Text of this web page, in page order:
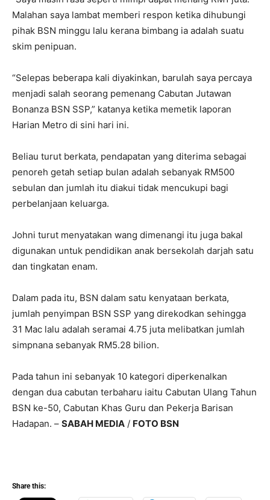
Malahan saya lambat memberi respon ketika dihubungi
pihak BSN minggu lalu kerana bimbang ia adalah suatu
skim penipuan.
“Selepas beberapa kali diyakinkan, barulah saya percaya
menjadi salah seorang pemenang Cabutan Jutawan
Bonanza BSN SSP,” katanya ketika memetik laporan
Harian Metro di sini hari ini.
Beliau turut berkata, pendapatan yang diterima sebagai
penoreh getah setiap bulan adalah sebanyak RM500
sebulan dan jumlah itu diakui tidak mencukupi bagi
perbelanjaan keluarga.
Johni turut menyatakan wang dimenangi itu juga bakal
digunakan untuk pendidikan anak bersekolah darjah satu
dan tingkatan enam.
Dalam pada itu, BSN dalam satu kenyataan berkata,
jumlah penyimpan BSN SSP yang direkodkan sehingga
31 Mac lalu adalah seramai 4.75 juta melibatkan jumlah
simpnana sebanyak RM5.28 bilion.
Pada tahun ini sebanyak 10 kategori diperkenalkan
dengan dua cabutan terbaharu iaitu Cabutan Ulang Tahun
BSN ke-50, Cabutan Khas Guru dan Pekerja Barisan
Hadapan. – SABAH MEDIA / FOTO BSN
Share this: